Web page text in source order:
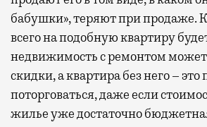
бабушки», теряют при продаже.
всего на подобную квартиру
недвижимость с ремонтом может
скидки, а квартира без него – это
поторговаться, даже если
жилье уже достаточно